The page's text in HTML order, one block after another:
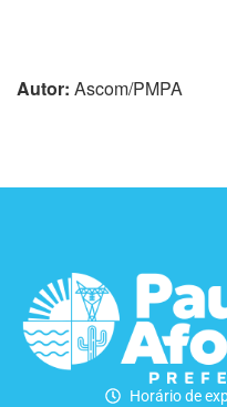
Autor: Ascom/PMPA
Horário de